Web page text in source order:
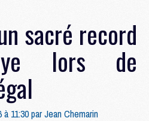
sacré record
lors de
11:30 parJean Chemarin